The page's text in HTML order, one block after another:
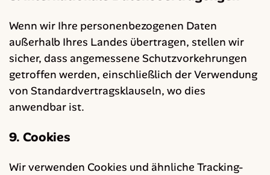
Wenn wir Ihre personenbezogenen Daten
außerhalb Ihres Landes übertragen, stellen wir
sicher, dass angemessene Schutzvorkehrungen
getroffen werden, einschließlich der Verwendung
von Standardvertragsklauseln, wo dies
anwendbar ist.
9. Cookies
Wir verwenden Cookies und ähnliche Tracking-